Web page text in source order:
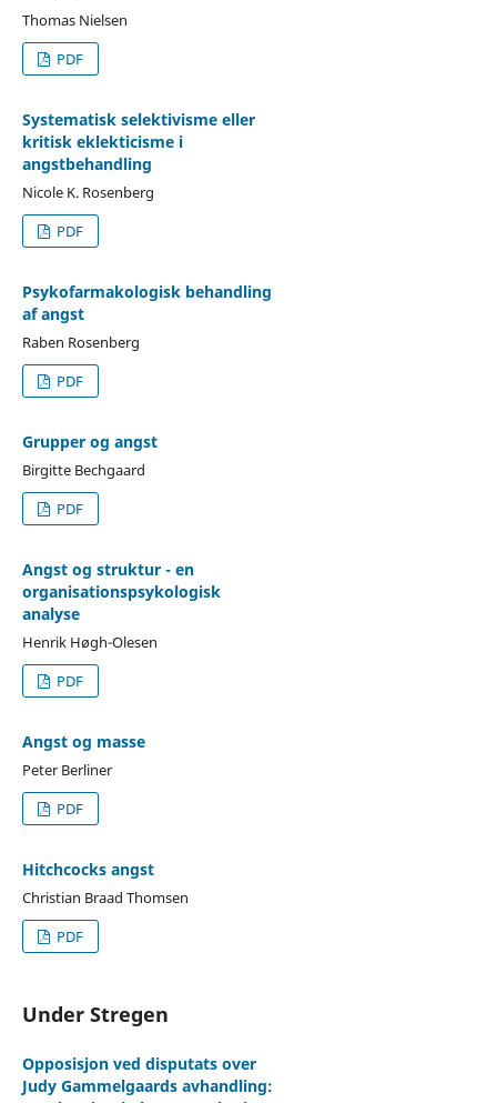
Thomas Nielsen
PDF
Systematisk selektivisme eller
kritisk eklekticisme i
angstbehandling
Nicole K. Rosenberg
PDF
Psykofarmakologisk behandling
af angst
Raben Rosenberg
PDF
Grupper og angst
Birgitte Bechgaard
PDF
Angst og struktur - en
organisationspsykologisk
analyse
Henrik Høgh-Olesen
PDF
Angst og masse
Peter Berliner
PDF
Hitchcocks angst
Christian Braad Thomsen
PDF
Under Stregen
Opposisjon ved disputats over
Judy Gammelgaards avhandling: